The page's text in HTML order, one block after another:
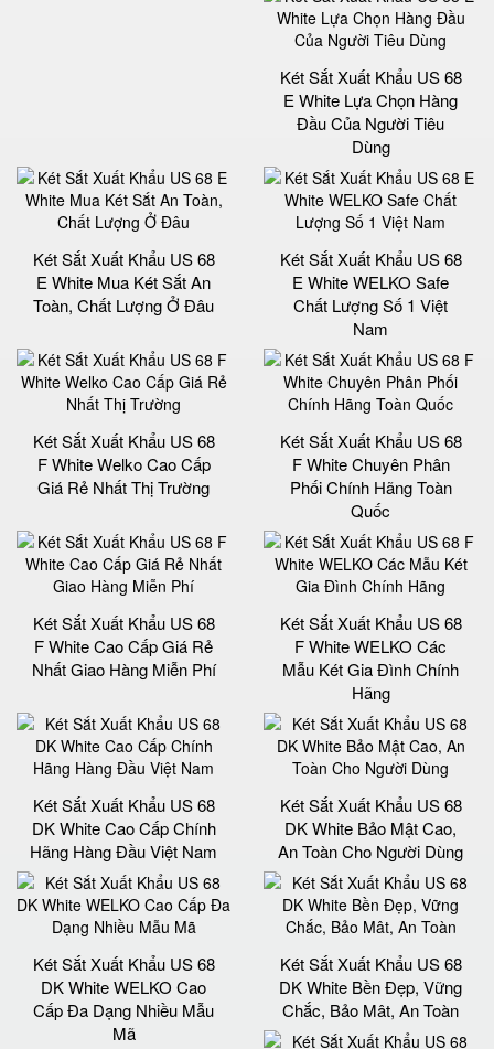
Két Sắt Xuất Khẩu US 68
E White Lựa Chọn Hàng
Đầu Của Người Tiêu
Dùng
Két Sắt Xuất Khẩu US 68
E White Mua Két Sắt An
Toàn, Chất Lượng Ở Đâu
Két Sắt Xuất Khẩu US 68
E White WELKO Safe
Chất Lượng Số 1 Việt
Nam
Két Sắt Xuất Khẩu US 68
F White Welko Cao Cấp
Giá Rẻ Nhất Thị Trường
Két Sắt Xuất Khẩu US 68
F White Chuyên Phân
Phối Chính Hãng Toàn
Quốc
Két Sắt Xuất Khẩu US 68
F White Cao Cấp Giá Rẻ
Nhất Giao Hàng Miễn Phí
Két Sắt Xuất Khẩu US 68
F White WELKO Các
Mẫu Két Gia Đình Chính
Hãng
Két Sắt Xuất Khẩu US 68
DK White Cao Cấp Chính
Hãng Hàng Đầu Việt Nam
Két Sắt Xuất Khẩu US 68
DK White Bảo Mật Cao,
An Toàn Cho Người Dùng
Két Sắt Xuất Khẩu US 68
DK White WELKO Cao
Cấp Đa Dạng Nhiều Mẫu
Mã
Két Sắt Xuất Khẩu US 68
DK White Bền Đẹp, Vững
Chắc, Bảo Mât, An Toàn